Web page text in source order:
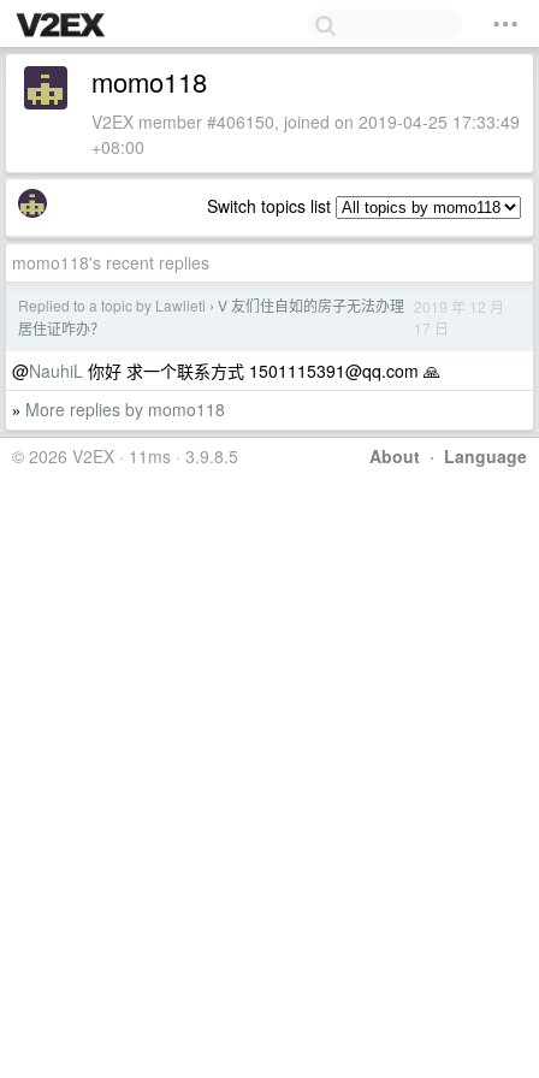
momo118
V2EX member #406150, joined on 2019-04-25 17:33:49
+08:00
Switch topics list
momo118's recent replies
Replied to a topic by Lawlieti › V 友们住自如的房子无法办理
居住证咋办？
2019 年 12 月
17 日
@NauhiL 你好 求一个联系方式 1501115391@qq.com 🙏
» More replies by momo118
About · Language
© 2026 V2EX · 11ms · 3.9.8.5